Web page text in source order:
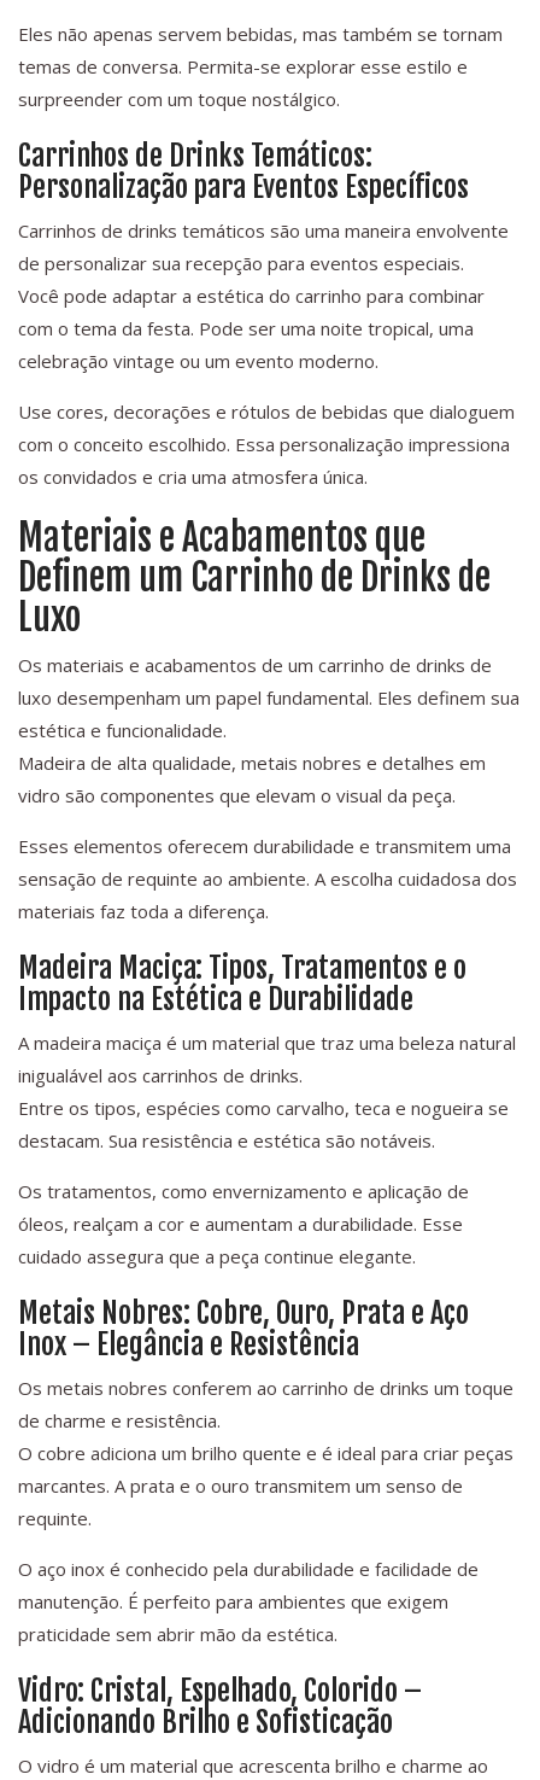
Eles não apenas servem bebidas, mas também se tornam
temas de conversa. Permita-se explorar esse estilo e
surpreender com um toque nostálgico.
Carrinhos de Drinks Temáticos:
Personalização para Eventos Específicos
Carrinhos de drinks temáticos são uma maneira envolvente
de personalizar sua recepção para eventos especiais.
Você pode adaptar a estética do carrinho para combinar
com o tema da festa. Pode ser uma noite tropical, uma
celebração vintage ou um evento moderno.
Use cores, decorações e rótulos de bebidas que dialoguem
com o conceito escolhido. Essa personalização impressiona
os convidados e cria uma atmosfera única.
Materiais e Acabamentos que
Definem um Carrinho de Drinks de
Luxo
Os materiais e acabamentos de um carrinho de drinks de
luxo desempenham um papel fundamental. Eles definem sua
estética e funcionalidade.
Madeira de alta qualidade, metais nobres e detalhes em
vidro são componentes que elevam o visual da peça.
Esses elementos oferecem durabilidade e transmitem uma
sensação de requinte ao ambiente. A escolha cuidadosa dos
materiais faz toda a diferença.
Madeira Maciça: Tipos, Tratamentos e o
Impacto na Estética e Durabilidade
A madeira maciça é um material que traz uma beleza natural
inigualável aos carrinhos de drinks.
Entre os tipos, espécies como carvalho, teca e nogueira se
destacam. Sua resistência e estética são notáveis.
Os tratamentos, como envernizamento e aplicação de
óleos, realçam a cor e aumentam a durabilidade. Esse
cuidado assegura que a peça continue elegante.
Metais Nobres: Cobre, Ouro, Prata e Aço
Inox – Elegância e Resistência
Os metais nobres conferem ao carrinho de drinks um toque
de charme e resistência.
O cobre adiciona um brilho quente e é ideal para criar peças
marcantes. A prata e o ouro transmitem um senso de
requinte.
O aço inox é conhecido pela durabilidade e facilidade de
manutenção. É perfeito para ambientes que exigem
praticidade sem abrir mão da estética.
Vidro: Cristal, Espelhado, Colorido –
Adicionando Brilho e Sofisticação
O vidro é um material que acrescenta brilho e charme ao